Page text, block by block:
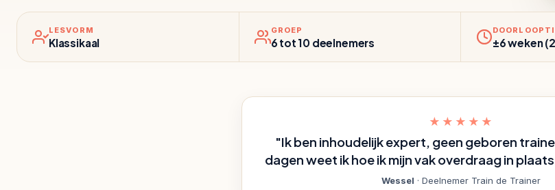
LESVORM
Klassikaal
GROEP
6 tot 10 deelnemers ±6 weken
★★★★★
"Ik ben inhoudelijk expert, geen geboren
dagen weet ik hoe ik mijn vak overdraag in
Wessel · Deelnemer Train de Trainer